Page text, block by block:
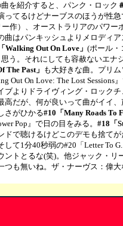
を紹介すると、パンク・ロック
ってるけどナーブスのほうが性
ー作）、オーストラリアのパワ
曲はパンキッシュよりメロディ
Walking Out On Love」 (ポール・
う。それにしても容赦ないエナ
The Past」 も大好きな曲。プリ
Out On Love: The Lost Sessions
ブよりドライヴィング・ロックチ
高だが、何が良いって曲がイイ
さがひかる#10「Many Roads To
Pop』で日の目をみる。 #18「
で聴けるけどこのデモも捨てが
て1分40秒弱の#20「Letter To
ントとるな(笑)。他ジャック・リ
つも無いね。ザ・ナーヴス：偉